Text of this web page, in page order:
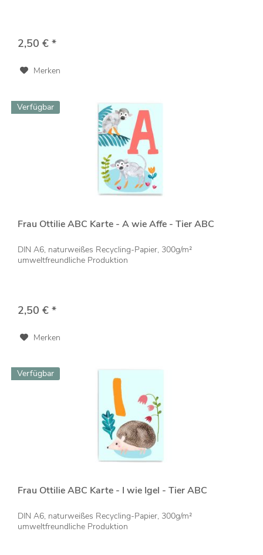
2,50 € *
Merken
Verfügbar
Frau Ottilie ABC Karte - A wie Affe - Tier ABC
DIN A6, naturweißes Recycling-Papier, 300g/m²
umweltfreundliche Produktion
2,50 € *
Merken
Verfügbar
Frau Ottilie ABC Karte - I wie Igel - Tier ABC
DIN A6, naturweißes Recycling-Papier, 300g/m²
umweltfreundliche Produktion